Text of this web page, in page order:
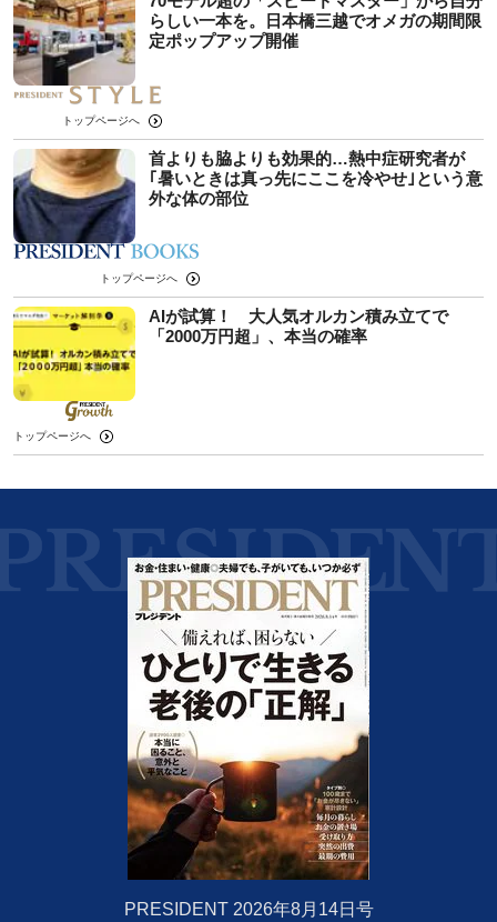
らしい一本を。日本橋三越でオメガの期間限
定ポップアップ開催
トップページへ
首よりも脇よりも効果的…熱中症研究者が
｢暑いときは真っ先にここを冷やせ｣という意
外な体の部位
トップページへ
AIが試算！ 大人気オルカン積み立てで
「2000万円超」、本当の確率
トップページへ
PRESIDENT 2026年8月14日号